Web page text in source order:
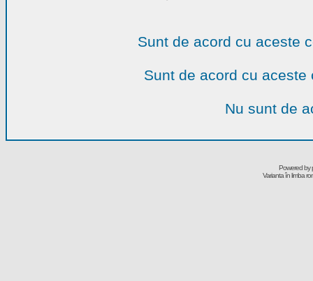
Sunt de acord cu aceste
Sunt de acord cu
Nu sunt de
Powered by
Varianta în limba